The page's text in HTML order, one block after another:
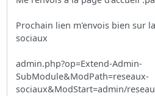
Prochain lien m'envois bien sur
sociaux
admin.php?op=Extend-Admin-
SubModule&ModPath=reseaux-
sociaux&ModStart=admin/